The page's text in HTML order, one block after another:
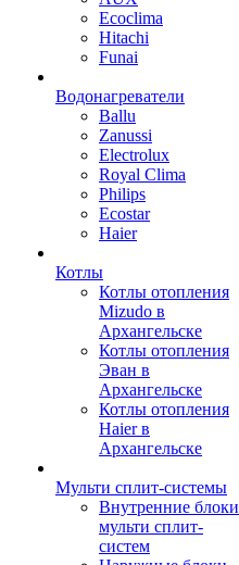
Ecoclima
Hitachi
Funai
Водонагреватели
Ballu
Zanussi
Electrolux
Royal Clima
Philips
Ecostar
Haier
Котлы
Котлы отопления
Mizudo в
Архангельске
Котлы отопления
Эван в
Архангельске
Котлы отопления
Haier в
Архангельске
Мульти сплит-системы
Внутренние блоки
мульти сплит-
систем